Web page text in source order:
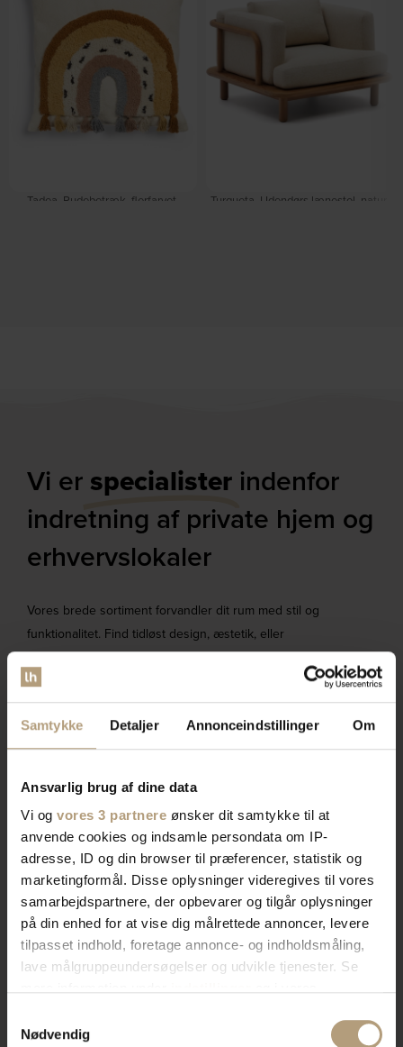
Samtykke Detaljer Annonceindstillinger Om
Ansvarlig brug af dine data
Vi og vores 3 partnere ønsker dit samtykke til at
anvende cookies og indsamle persondata om IP-
adresse, ID og din browser til præferencer, statistik og
marketingformål. Disse oplysninger videregives til vores
samarbejdspartnere, der opbevarer og tilgår oplysninger
på din enhed for at vise dig målrettede annoncer, levere
tilpasset indhold, foretage annonce- og indholdsmåling,
lave målgruppeundersøgelser og udvikle tjenester. Se
tilbage eller ændre indstillinger fra vores
Nødvendig
Tadea, Pudebetræk, flerfarvet,
Turqueta, Udendørs lænestol, natur,
Vi er specialister indenfor
indretning af private hjem og
erhvervslokaler​
Vores brede sortiment forvandler dit rum med stil og
funktionalitet. Find tidløst design, æstetik, eller
farverigt interiør. Vi har skænke, TV-borde, bordben,
og mere, der afspejler din stil. Vores produkter
kombinerer skønhed og praktik for et hjem der
imponerer. Skab rummet du drømmer om med os.
Bliv kontaktet af en salgskonsulent